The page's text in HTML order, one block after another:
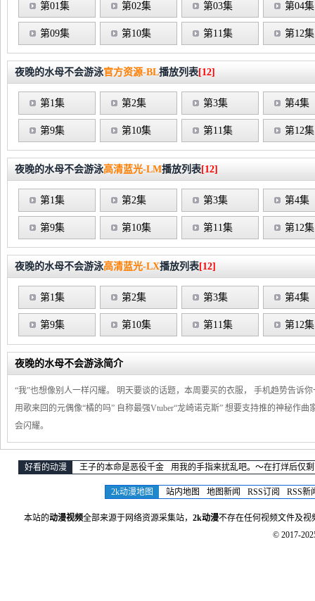
第01集 第02集 第03集 第04集
第09集 第10集 第11集 第12集
夜晚的水母不会游泳官方资源-BL播放列表[12]
第1集 第2集 第3集 第4集
第9集 第10集 第11集 第12集
夜晚的水母不会游泳高清蓝光-LM播放列表[12]
第1集 第2集 第3集 第4集
第9集 第10集 第11集 第12集
夜晚的水母不会游泳高清蓝光-LX播放列表[12]
第1集 第2集 第3集 第4集
第9集 第10集 第11集 第12集
夜晚的水母不会游泳简介
“我”也想像别人一样闪耀。 明天要谈的话题，本周要买的衣服， 手机趋势告
用歌来回的元偶像“橘的吗” 自称最强Vtuber“龙崎诺克斯” 想要支持推的神秘作
会闪耀。
好看的动漫 王子的本命是恶役千金 用我的手指来扰乱吧。～在打烊后仅
2k动漫地图 站内地图 地图新闻 RSS订阅 RSS新
本站的动漫视频全部来源于网络资源采集站， 2k动漫不存在任何视频文件及视
© 2017-